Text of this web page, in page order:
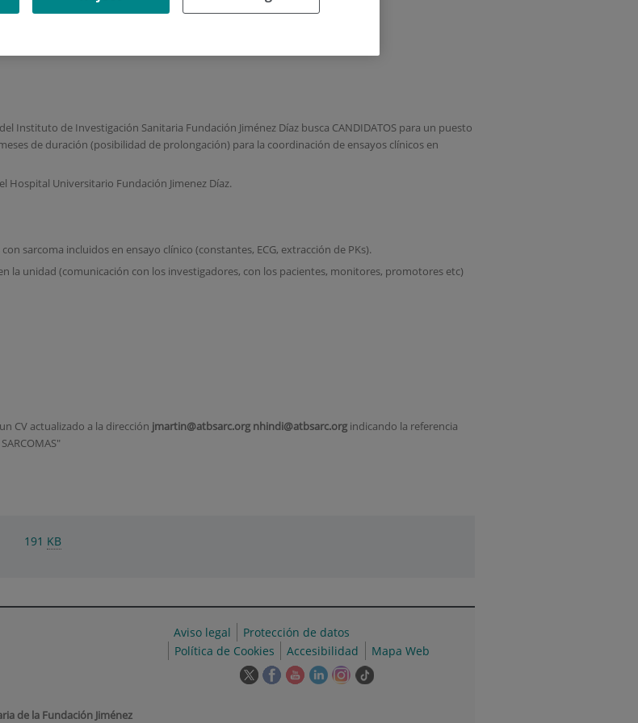
CLINICOS UNIDAD DE
Instituto de Investigación Sanitaria Fundación Jiménez Díaz busca CANDIDATOS para un puesto
meses de duración (posibilidad de prolongación) para la coordinación de ensayos clínicos en
Universitario Fundación Jimenez Díaz.
sarcoma incluidos en ensayo clínico (constantes, ECG, extracción de PKs).
la unidad (comunicación con los investigadores, con los pacientes, monitores, promotores etc)
CV actualizado a la dirección jmartin@atbsarc.org nhindi@atbsarc.org indicando la referencia
191 KB
de la Fundación Jiménez
Aviso legal
Protección de datos
Política de Cookies
Accesibilidad Mapa Web
EsteEste EsteEsteEsteEnlace